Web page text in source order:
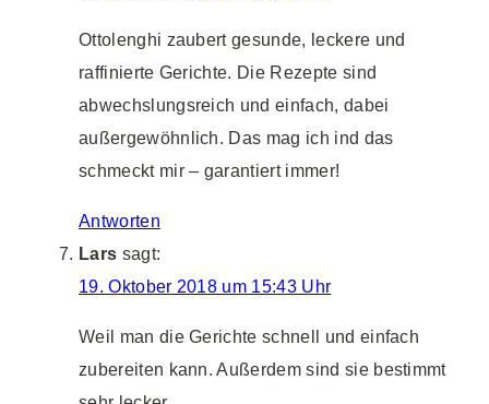
Ottolenghi zaubert gesunde, leckere und
raffinierte Gerichte. Die Rezepte sind
abwechslungsreich und einfach, dabei
außergewöhnlich. Das mag ich ind das
schmeckt mir – garantiert immer!
Antworten
Lars sagt:
19. Oktober 2018 um 15:43 Uhr
Weil man die Gerichte schnell und einfach
zubereiten kann. Außerdem sind sie bestimmt